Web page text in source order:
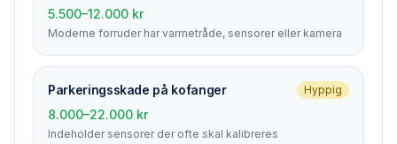
5.500–12.000 kr
Moderne forruder har varmetråde, sensorer eller kamera
Parkerings­skade på kofanger Hyppig
8.000–22.000 kr
Indeholder sensorer der ofte skal kalibreres